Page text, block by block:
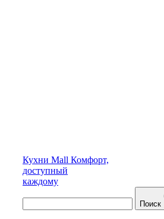
Кухни Mall Комфорт,
доступный
каждому
Поиск